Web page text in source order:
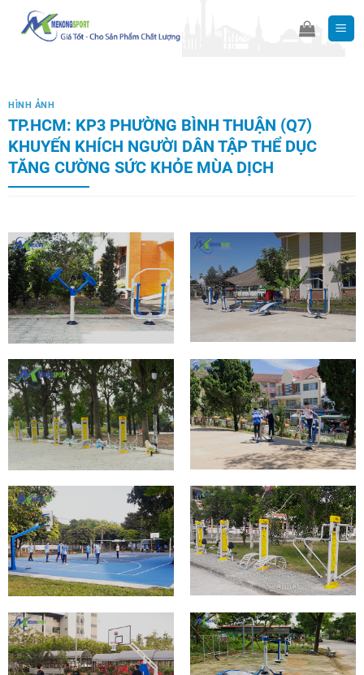
content
HÌNH ẢNH
TP.HCM: KP3 PHƯỜNG BÌNH THUẬN (Q7)
KHUYẾN KHÍCH NGƯỜI DÂN TẬP THỂ DỤC
TĂNG CƯỜNG SỨC KHỎE MÙA DỊCH